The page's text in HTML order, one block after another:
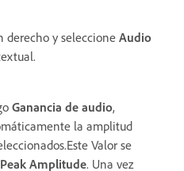
derecho y seleccione Audio
Ganancia de audio,
la amplitud
Valor se
Peak Amplitude. Una vez